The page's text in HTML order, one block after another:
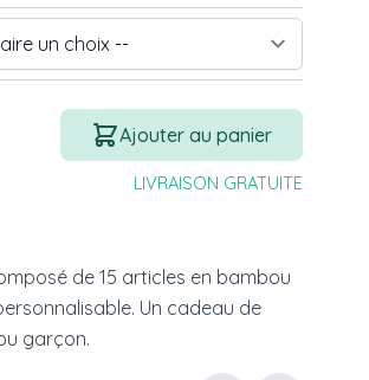
Quantité
Ajouter au panier
LIVRAISON GRATUITE
de 15 articles en bambou
Un cadeau de
garçon.